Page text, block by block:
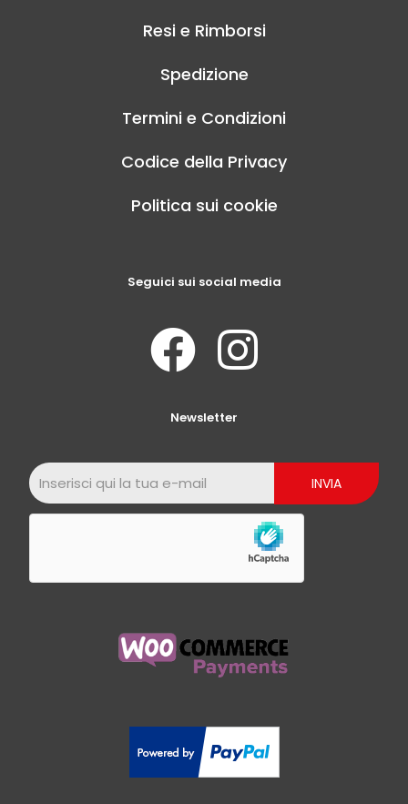
Resi e Rimborsi
Spedizione
Termini e Condizioni
Codice della Privacy
Politica sui cookie
Seguici sui social media
Newsletter